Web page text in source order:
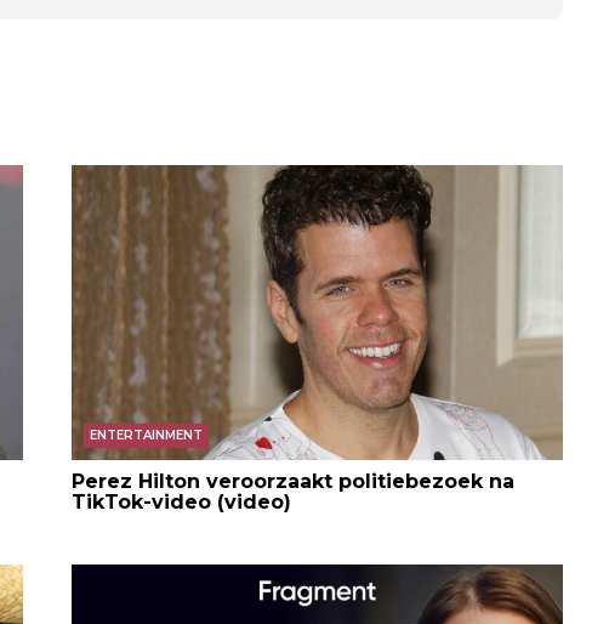
ENTERTAINMENT
Perez Hilton veroorzaakt politiebezoek na
TikTok-video (video)